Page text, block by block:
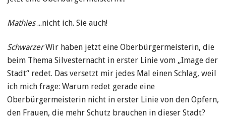
Mathies...nicht ich. Sie auch!
SchwarzerWir haben jetzt eine Oberbürgermeisterin, die
beim Thema Silvesternacht in erster Linie vom „Image der
Stadt“ redet. Das versetzt mir jedes Mal einen Schlag, weil
ich mich frage: Warum redet gerade eine
Oberbürgermeisterin nicht in erster Linie von den Opfern,
den Frauen, die mehr Schutz brauchen in dieser Stadt?